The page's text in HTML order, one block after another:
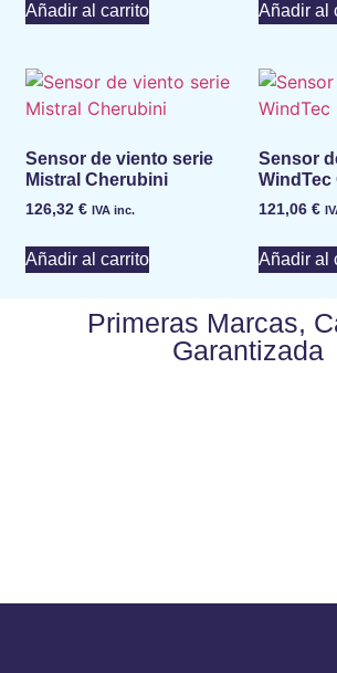
Añadir al carrito Añadir al
Sensor de viento serie
Mistral Cherubini
126,32€ IVA inc.
Añadir al carrito
Sensor
121,06 €
Añadir al
Primeras Marcas,
Garantizada